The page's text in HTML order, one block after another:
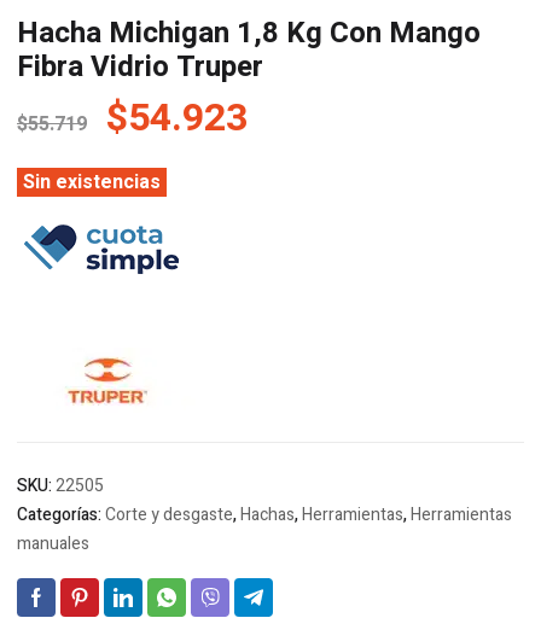
Hacha Michigan 1,8 Kg Con Mango
Fibra Vidrio Truper
$55.719 El
precio
original
era:
$55.719.
$54.923
Sin existencias
SKU:22505
Categorías:Corte y desgaste,Hachas,Herramientas,Herramientas
manuales